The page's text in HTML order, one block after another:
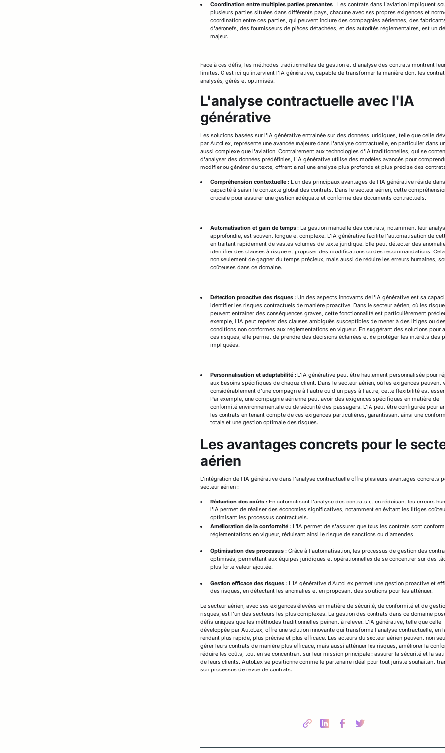
Coordination entre multiples parties prenantes: Les contrats dans l'aviation impliquent
plusieurs parties situées dans différents pays, chacune avec ses propres exigences et
coordination entre ces parties, qui peuvent inclure des compagnies aériennes, des
d'aéronefs, des fournisseurs de pièces détachées, et des autorités réglementaires, est un
majeur.
Face à ces défis, les méthodes traditionnelles de gestion et d'analyse des contrats montrent
limites. C'est ici qu'intervient l'IA générative, capable de transformer la manière dont les
analysés, gérés et optimisés.
L'analyse contractuelle avec l'IA
générative
Les solutions basées sur l'IA générative entrainée sur des données juridiques, telle que celle
par AutoLex, représente une avancée majeure dans l'analyse contractuelle, en particulier dans
aussi complexe que l'aviation. Contrairement aux technologies d'IA traditionnelles, qui se
d'analyser des données prédéfinies, l'IA générative utilise des modèles avancés pour
modifier ou générer du texte, offrant ainsi une analyse plus profonde et plus précise des
Compréhension contextuelle : L'un des principaux avantages de l'IA générative réside
capacité à saisir le contexte global des contrats. Dans le secteur aérien, cette
cruciale pour assurer une gestion adéquate et conforme des documents contractuels.
Automatisation et gain de temps: La gestion manuelle des contrats, notamment leur
approfondie, est souvent longue et complexe. L'IA générative facilite l'automatisation de
en traitant rapidement de vastes volumes de texte juridique. Elle peut détecter des
identifier des clauses à risque et proposer des modifications ou des recommandations.
non seulement de gagner du temps précieux, mais aussi de réduire les erreurs humaines,
coûteuses dans ce domaine.
Détection proactive des risques: Un des aspects innovants de l'IA générative est sa
identifier les risques contractuels de manière proactive. Dans le secteur aérien, où les
peuvent entraîner des conséquences graves, cette fonctionnalité est particulièrement
exemple, l'IA peut repérer des clauses ambiguës susceptibles de mener à des litiges ou des
conditions non conformes aux réglementations en vigueur. En suggérant des solutions pour
ces risques, elle permet de prendre des décisions éclairées et de protéger les intérêts des
impliquées.
Personnalisation et adaptabilité: L'IA générative peut être hautement personnalisée pour
aux besoins spécifiques de chaque client. Dans le secteur aérien, où les exigences peuvent
considérablement d'une compagnie à l'autre ou d'un pays à l'autre, cette flexibilité est
Par exemple, une compagnie aérienne peut avoir des exigences spécifiques en matière de
conformité environnementale ou de sécurité des passagers. L'IA peut être configurée pour
les contrats en tenant compte de ces exigences particulières, garantissant ainsi une
totale et une gestion optimale des risques.
Les avantages concrets pour le
aérien
L'intégration de l'IA générative dans l'analyse contractuelle offre plusieurs avantages concrets
secteur aérien :
Réduction des coûts: En automatisant l'analyse des contrats et en réduisant les erreurs
l'IA permet de réaliser des économies significatives, notamment en évitant les litiges
optimisant les processus contractuels.
Amélioration de la conformité: L’IA permet de s'assurer que tous les contrats sont
réglementations en vigueur, réduisant ainsi le risque de sanctions ou d'amendes.
Optimisation des processus: Grâce à l'automatisation, les processus de gestion des
optimisés, permettant aux équipes juridiques et opérationnelles de se concentrer sur des
plus forte valeur ajoutée.
Gestion efficace des risques: L'IA générative d'AutoLex permet une gestion proactive et
des risques, en détectant les anomalies et en proposant des solutions pour les atténuer.
Le secteur aérien, avec ses exigences élevées en matière de sécurité, de conformité et de
risques, est l'un des secteurs les plus complexes. La gestion des contrats dans ce domaine
défis uniques que les méthodes traditionnelles peinent à relever. L'IA générative, telle que celle
développée par AutoLex, offre une solution innovante qui transforme l'analyse contractuelle, en
rendant plus rapide, plus précise et plus efficace. Les acteurs du secteur aérien peuvent non
gérer leurs contrats de manière plus efficace, mais aussi atténuer les risques, améliorer la
réduire les coûts, tout en se concentrant sur leur mission principale : assurer la sécurité et la
de leurs clients. AutoLex se positionne comme le partenaire idéal pour tout juriste souhaitant
son processus de revue de contrats.